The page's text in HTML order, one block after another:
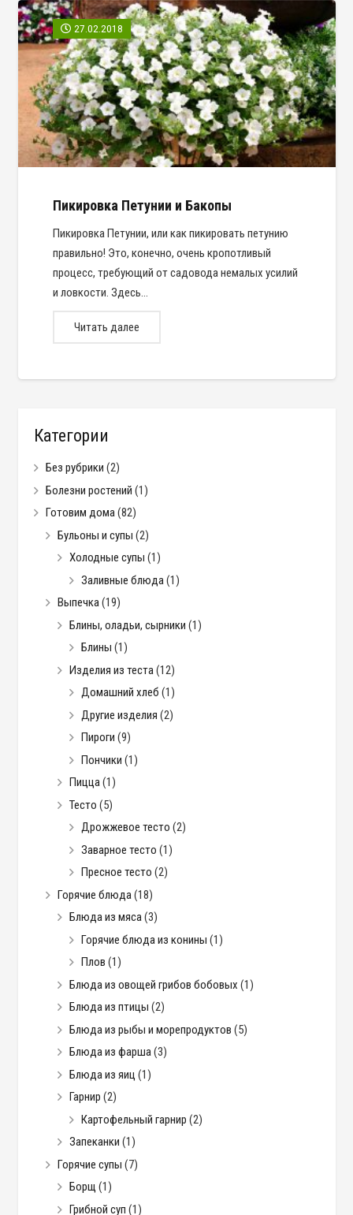
27.02.2018
Пикировка Петунии и Бакопы
Пикировка Петунии, или как пикировать петунию
правильно! Это, конечно, очень кропотливый
процесс, требующий от садовода немалых усилий
и ловкости. Здесь…
Читать далее
Категории
Без рубрики (2)
Болезни ростений (1)
Готовим дома(82)
Бульоны и супы (2)
Холодные супы (1)
Заливные блюда(1)
Выпечка(19)
Блины, оладьи, сырники (1)
Блины (1)
Изделия из теста(12)
Домашний хлеб (1)
Другие изделия (2)
Пироги (9)
Пончики (1)
Пицца(1)
Тесто (5)
Дрожжевое тесто (2)
Заварное тесто (1)
Пресное тесто (2)
Горячие блюда(18)
Блюда из мяса(3)
Горячие блюда из конины (1)
Плов (1)
Блюда из овощей грибов бобовых (1)
Блюда из птицы (2)
Блюда из рыбы и морепродуктов (5)
Блюда из фарша(3)
Блюда из яиц (1)
Гарнир (2)
Картофельный гарнир (2)
Запеканки (1)
Горячие супы (7)
Борщ (1)
Грибной суп (1)